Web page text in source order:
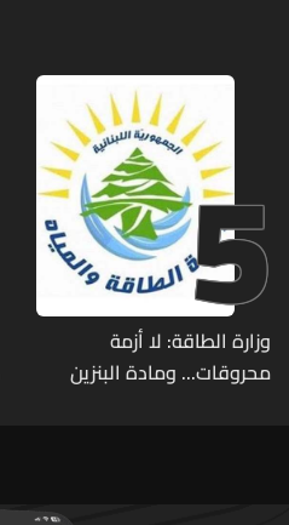
5
وزارة الطاقة: لا أزمة
محروقات... ومادة البنزين